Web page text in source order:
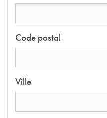
Code postal
Ville